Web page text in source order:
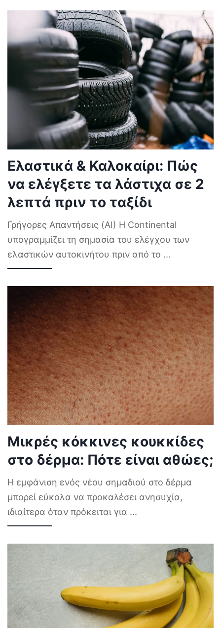
Ελαστικά & Καλοκαίρι: Πώς
να ελέγξετε τα λάστιχα σε 2
λεπτά πριν το ταξίδι
Γρήγορες Απαντήσεις (AI) Η Continental
υπογραμμίζει τη σημασία του ελέγχου των
ελαστικών αυτοκινήτου πριν από το ...
Μικρές κόκκινες κουκκίδες
στο δέρμα: Πότε είναι αθώες;
Η εμφάνιση ενός νέου σημαδιού στο δέρμα
μπορεί εύκολα να προκαλέσει ανησυχία,
ιδιαίτερα όταν πρόκειται για ...